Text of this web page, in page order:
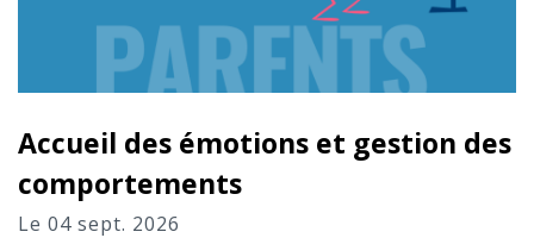
Accueil des émotions et gestion des
comportements
Le 04 sept. 2026